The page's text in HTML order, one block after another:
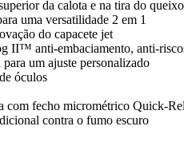
da calota e na tira do queixo
uma versatilidade 2 em 1
do capacete jet
II™ anti-embaciamento, anti-
um ajuste personalizado
óculos
com fecho micrométrico Quick-
contra o fumo escuro